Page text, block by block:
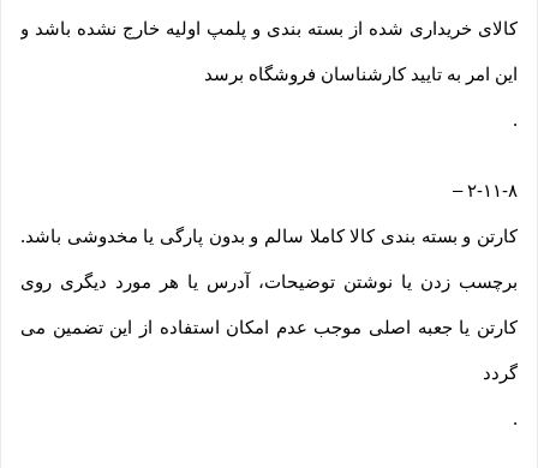
کالای خریداری شده از بسته بندی و پلمپ اولیه خارج نشده باشد و
این امر به تایید کارشناسان فروشگاه برسد
.
۲-۱۱-۸–
کارتن و بسته بندی کالا کاملا سالم و بدون پارگی یا مخدوشی باشد.
برچسب زدن یا نوشتن توضیحات، آدرس یا هر مورد دیگری روی
کارتن یا جعبه اصلی موجب عدم امکان استفاده از این تضمین می
گردد
.